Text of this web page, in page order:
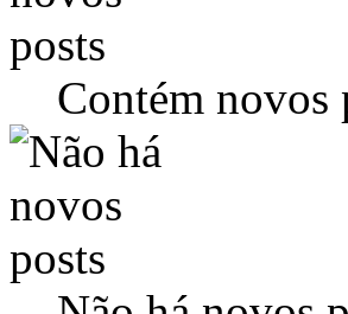
Contém novos